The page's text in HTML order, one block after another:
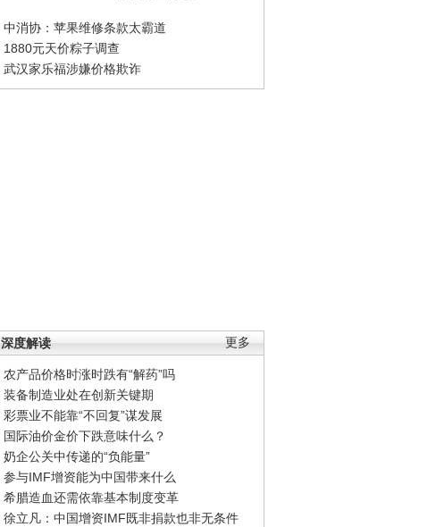
中消协：苹果维修条款太霸道
1880元天价粽子调查
武汉家乐福涉嫌价格欺诈
更多
深度解读
农产品价格时涨时跌有“解药”吗
装备制造业处在创新关键期
彩票业不能靠“不回复”谋发展
国际油价金价下跌意味什么？
奶企公关中传递的“负能量”
参与IMF增资能为中国带来什么
希腊造血还需依靠基本制度变革
徐立凡：中国增资IMF既非捐款也非无条件